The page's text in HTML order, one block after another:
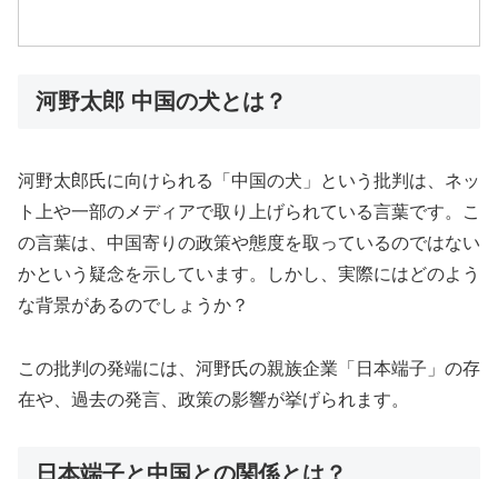
河野太郎 中国の犬とは？
河野太郎氏に向けられる「中国の犬」という批判は、ネッ
ト上や一部のメディアで取り上げられている言葉です。こ
の言葉は、中国寄りの政策や態度を取っているのではない
かという疑念を示しています。しかし、実際にはどのよう
な背景があるのでしょうか？
この批判の発端には、河野氏の親族企業「日本端子」の存
在や、過去の発言、政策の影響が挙げられます。
日本端子と中国との関係とは？